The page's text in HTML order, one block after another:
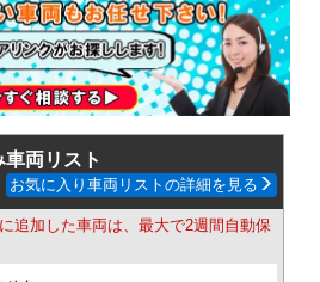
両リスト
お気に入り車両リストの詳細を見る
追加した車両は、最大で2週間自動保